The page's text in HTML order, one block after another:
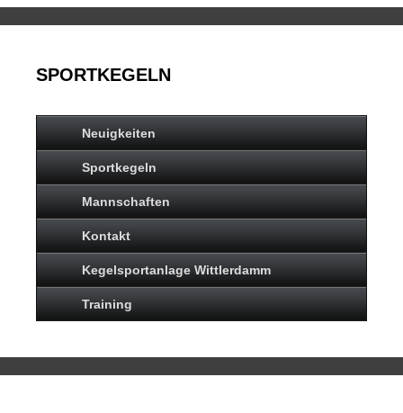
SPORTKEGELN
Neuigkeiten
Sportkegeln
Mannschaften
Kontakt
Kegelsportanlage Wittlerdamm
Training